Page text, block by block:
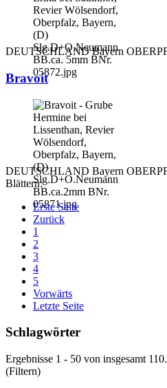
DEUTSCHLAND Bayern
Bravoit
DEUTSCHLAND Bayern
Blättern:
Erste Seite
Zurück
1
2
3
4
5
Vorwärts
Letzte Seite
Schlagwörter
Ergebnisse 1 - 50 von insgesamt 110.
(Filtern)